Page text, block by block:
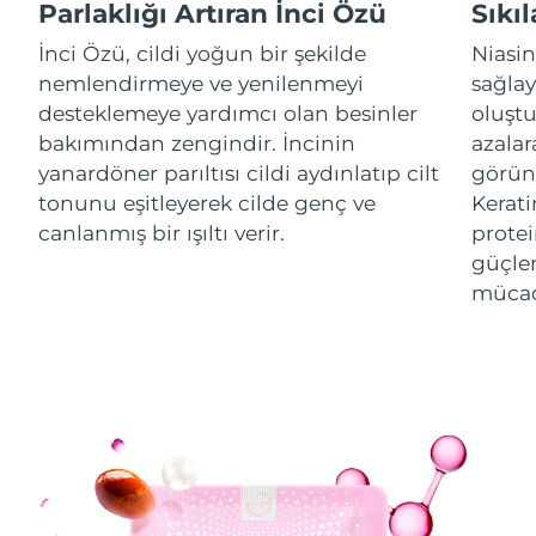
Parlaklığı Artıran İnci Özü
İnci Özü, cildi yoğun bir şekilde
nemlendirmeye ve yenilenmeyi
desteklemeye yardımcı olan besinler
bakımından zengindir. İncinin
yanardöner parıltısı cildi aydınlatıp cilt
tonunu eşitleyerek cilde genç ve
canlanmış bir ışıltı verir.
Çin Makao ÖİB Tahmini teslim tarihi 8/10/26
Malezya Tahmini teslim tarihi 8/11/26
Malta Tahmini teslim tarihi 8/8/26
Meksika
8/9/26
Tahmini teslim tarihi 8/8/26
Umman Tahmini teslim tarihi